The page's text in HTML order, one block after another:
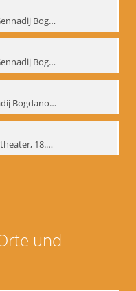
Phoenix Ensemble und Gennadij Bogdanow; BM-img-105-9
Phoenix Ensemble und Gennadij Bogdanow; BM-img-105-10
Martin Engler und Gennadij Bogdanow; BM-img-113
Diskussion im bat-Studiotheater, 18.09.1995; BM-img-127-3
und